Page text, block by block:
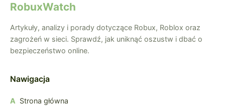
RobuxWatch
Artykuły, analizy i porady dotyczące Robux, Roblox oraz
zagrożeń w sieci. Sprawdź, jak uniknąć oszustw i dbać o
bezpieczeństwo online.
Nawigacja
Strona główna